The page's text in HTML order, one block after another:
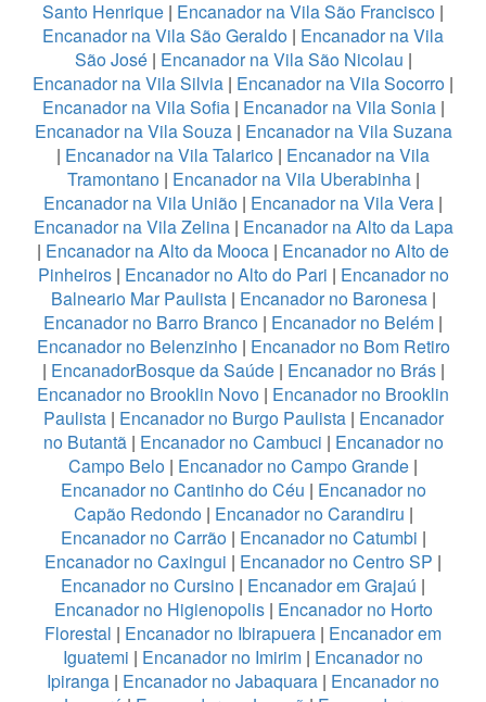
Santo Henrique | Encanador na Vila São Francisco |
Encanador na Vila São Geraldo | Encanador na Vila
São José| Encanador na Vila São Nicolau |
Encanador na Vila Silvia | Encanador na Vila Socorro |
Encanador na Vila Sofia| Encanador na Vila Sonia|
Encanador na Vila Souza| Encanador na Vila Suzana
| Encanador na Vila Talarico | Encanador na Vila
Tramontano| Encanador na Vila Uberabinha|
Encanador na Vila União | Encanador na Vila Vera |
Encanador na Vila Zelina| Encanador na Alto da Lapa
| Encanador na Alto da Mooca | Encanador no Alto de
Pinheiros| Encanador no Alto do Pari | Encanador no
Balneario Mar Paulista| Encanador no Baronesa|
Encanador no Barro Branco | Encanador no Belém |
Encanador no Belenzinho| Encanador no Bom Retiro
| EncanadorBosque da Saúde| Encanador no Brás|
Encanador no Brooklin Novo | Encanador no Brooklin
Paulista| Encanador no Burgo Paulista| Encanador
no Butantã| Encanador no Cambuci | Encanador no
Campo Belo | Encanador no Campo Grande |
Encanador no Cantinho do Céu | Encanador no
Capão Redondo| Encanador no Carandiru |
Encanador no Carrão| Encanador no Catumbi |
Encanador no Caxingui | Encanador no Centro SP |
Encanador no Cursino | Encanador em Grajaú |
Encanador no Higienopolis| Encanador no Horto
Florestal | Encanador no Ibirapuera | Encanador em
Iguatemi | Encanador no Imirim | Encanador no
Ipiranga | Encanador no Jabaquara | Encanador no